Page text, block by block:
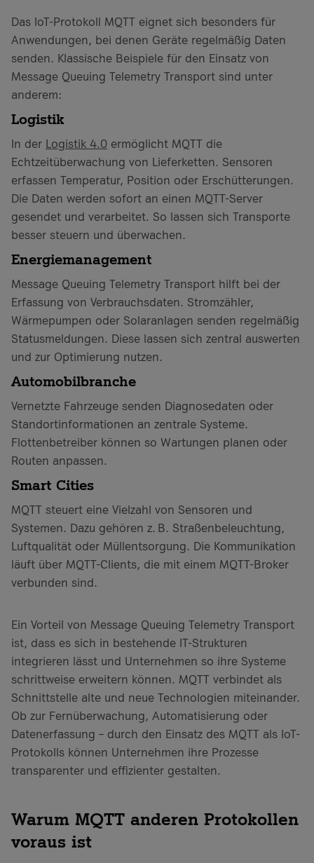
Das IoT-Protokoll MQTT eignet sich besonders für
Anwendungen, bei denen Geräte regelmäßig Daten
senden. Klassische Beispiele für den Einsatz von
Message Queuing Telemetry Transport sind unter
anderem:
Logistik
In der Logistik 4.0 ermöglicht MQTT die
Echtzeitüberwachung von Lieferketten. Sensoren
erfassen Temperatur, Position oder Erschütterungen.
Die Daten werden sofort an einen MQTT-Server
gesendet und verarbeitet. So lassen sich Transporte
besser steuern und überwachen.
Energiemanagement
Message Queuing Telemetry Transport hilft bei der
Erfassung von Verbrauchsdaten. Stromzähler,
Wärmepumpen oder Solaranlagen senden regelmäßig
Statusmeldungen. Diese lassen sich zentral auswerten
und zur Optimierung nutzen.
Automobilbranche
Vernetzte Fahrzeuge senden Diagnosedaten oder
Standortinformationen an zentrale Systeme.
Flottenbetreiber können so Wartungen planen oder
Routen anpassen.
Smart Cities
MQTT steuert eine Vielzahl von Sensoren und
Systemen. Dazu gehören z. B. Straßenbeleuchtung,
Luftqualität oder Müllentsorgung. Die Kommunikation
läuft über MQTT-Clients, die mit einem MQTT-Broker
verbunden sind.
Ein Vorteil von Message Queuing Telemetry Transport
ist, dass es sich in bestehende IT-Strukturen
integrieren lässt und Unternehmen so ihre Systeme
schrittweise erweitern können. MQTT verbindet als
Schnittstelle alte und neue Technologien miteinander.
Ob zur Fernüberwachung, Automatisierung oder
Datenerfassung – durch den Einsatz des MQTT als IoT-
Protokolls können Unternehmen ihre Prozesse
transparenter und effizienter gestalten.
Warum MQTT anderen Protokollen
voraus ist